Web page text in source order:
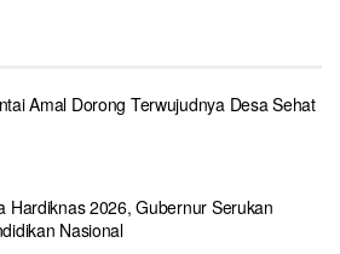
Amal Dorong Terwujudnya Desa Sehat
Hardiknas 2026, Gubernur Serukan
Nasional